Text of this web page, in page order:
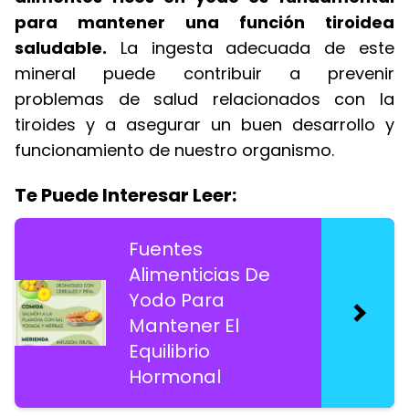
para mantener una función tiroidea
saludable. La ingesta adecuada de este
mineral puede contribuir a prevenir
problemas de salud relacionados con la
tiroides y a asegurar un buen desarrollo y
funcionamiento de nuestro organismo.
Te Puede Interesar Leer:
Fuentes
Alimenticias De
Yodo Para
Mantener El
Equilibrio
Hormonal